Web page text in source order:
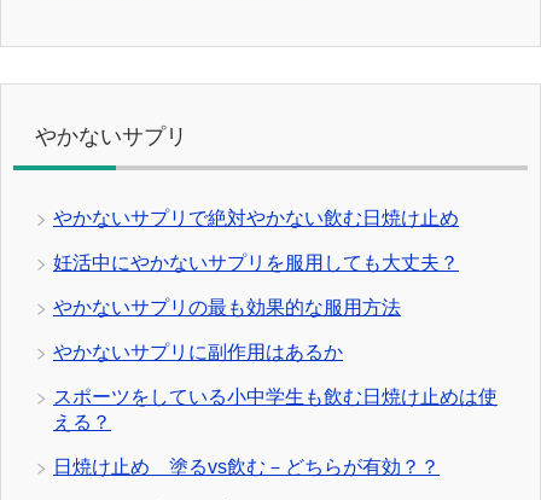
やかないサプリ
やかないサプリで絶対やかない飲む日焼け止め
妊活中にやかないサプリを服用しても大丈夫？
やかないサプリの最も効果的な服用方法
やかないサプリに副作用はあるか
スポーツをしている小中学生も飲む日焼け止めは使
える？
日焼け止め 塗るvs飲む－どちらが有効？？